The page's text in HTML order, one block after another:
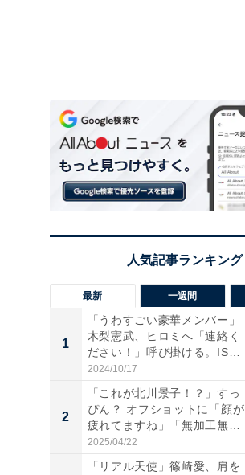
最新 一週間
1
「うわすごい豪華メンバー」
木梨憲武、ヒロミへ「連絡く
ださい！」呼び掛ける。IS
S...
2024/10/17
2
「これが北川景子！？」すっ
ぴん？ オフショットに「顔が
疲れてますね」「無加工無
表...
2025/04/22
「リアル天使」篠崎愛、肩を